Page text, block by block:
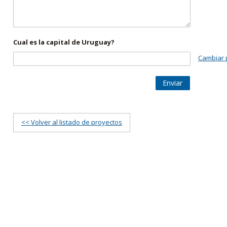
Cual es la capital de Uruguay?
Cambiar
Enviar
<< Volver al listado de proyectos